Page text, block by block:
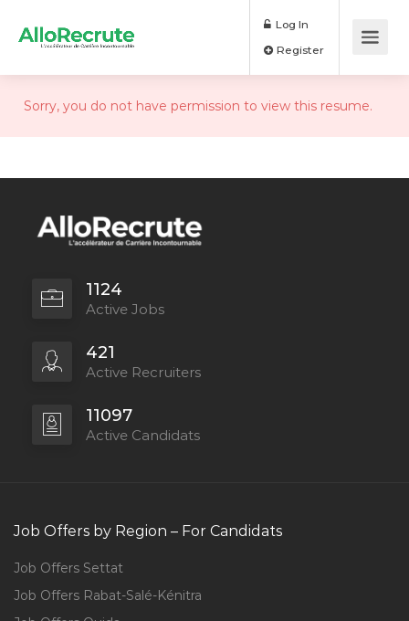
Log In
Sorry, you do not have permission to view this resume.
1124
Active Jobs
421
Active Recruiters
11097
Active Candidats
Job Offers by Region – For Candidats
Job Offers Settat
Job Offers Rabat-Salé-Kénitra